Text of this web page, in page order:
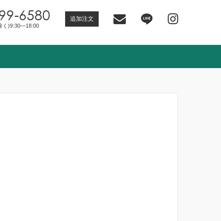
6580
く)9:30―18:00
追加注文